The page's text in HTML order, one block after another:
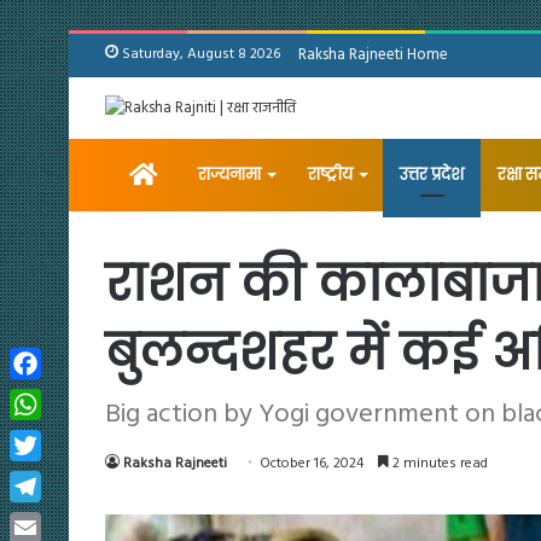
Saturday, August 8 2026 Raksha Rajneeti Home
Homeराज्यनामा राष्ट्रीय उत्तर प्रदेश रक्षा
राशन की
बुलन्दशहर में कई
Big action by Yogi government on
Raksha Rajneeti October 16, 2024 2 minutes read
Facebook
WhatsApp
Twitter
Telegram